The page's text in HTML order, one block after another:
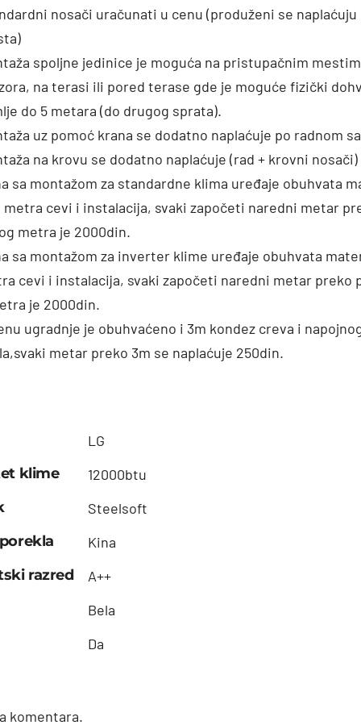
nosači uračunati u cenu (produženi se naplaćuju
spoljne jedinice je moguća na pristupačnim
na terasi ili pored terase gde je moguće fizički
do 5 metara (do drugog sprata).
uz pomoć krana se dodatno naplaćuje po radnom
na krovu se dodatno naplaćuje (rad + krovni nosači)
sa montažom za standardne klima uređaje obuhvata
metra cevi i instalacija, svaki započeti naredni metar
metra je 2000din.
sa montažom za inverter klime uređaje obuhvata
cevi i instalacija, svaki započeti naredni metar preko
je 2000din.
ugradnje je obuhvaćeno i 3m kondez creva i
metar preko 3m se naplaćuje 250din.
LG
klime
12000btu
Steelsoft
Kina
razred
A++
Bela
Da
komentara.